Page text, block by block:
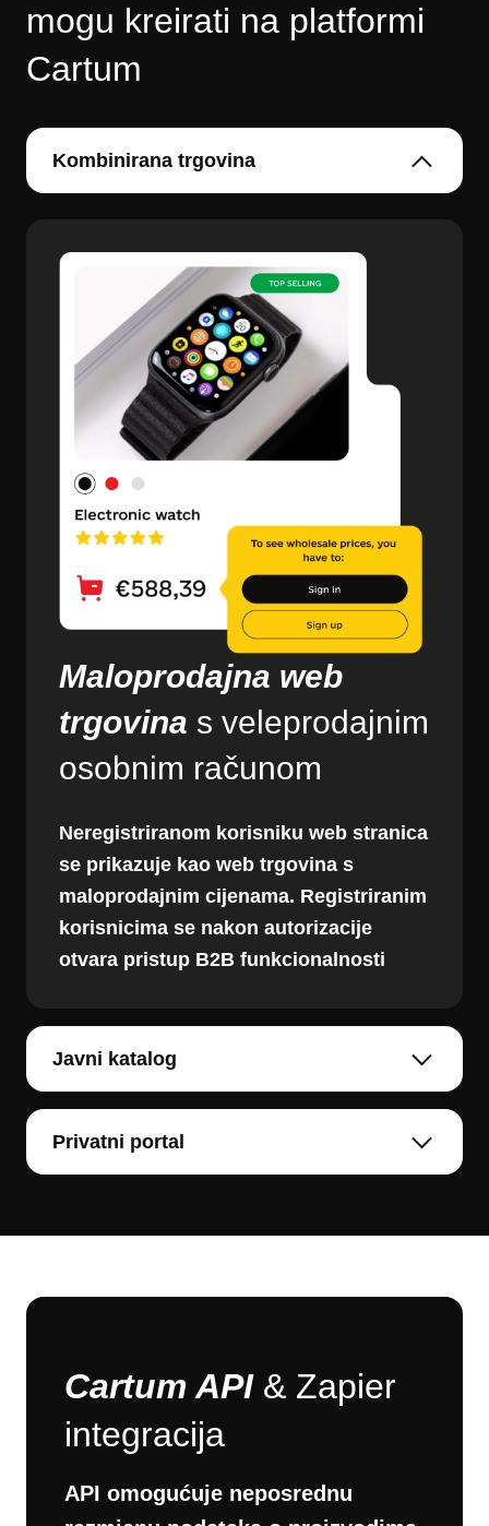
mogu kreirati na platformi
Cartum
Kombinirana trgovina
Maloprodajna web
trgovina s veleprodajnim
osobnim računom
Neregistriranom korisniku web stranica
se prikazuje kao web trgovina s
maloprodajnim cijenama. Registriranim
korisnicima se nakon autorizacije
otvara pristup B2B funkcionalnosti
Javni katalog
Privatni portal
Cartum API& Zapier
integracija
API omogućuje neposrednu